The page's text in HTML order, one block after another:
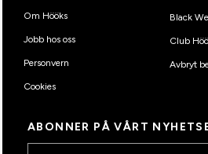
Om Hööks
Jobb hos oss
Personvern
Cookies
Black
Club
Avbryt
ABONNER PÅ VÅRT